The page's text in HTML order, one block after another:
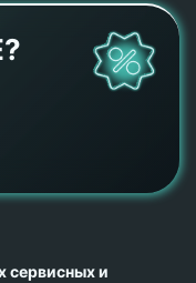
сервисных и